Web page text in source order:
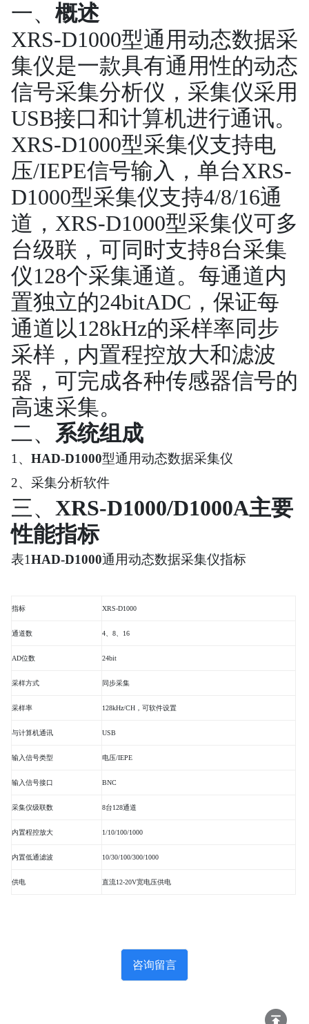
一、 概述
XRS-D1000型通用动态数据采
集仪是一款具有通用性的动态
信号采集分析仪，采集仪采用
USB接口和计算机进行通讯。
XRS-D1000型采集仪支持电
压/IEPE信号输入，单台XRS-
D1000型采集仪支持4/8/16通
道，XRS-D1000型采集仪可多
台级联，可同时支持8台采集
仪128个采集通道。每通道内
置独立的24bitADC，保证每
通道以128kHz的采样率同步
采样，内置程控放大和滤波
器，可完成各种传感器信号的
高速采集。
二、 系统组成
1、 HAD-D1000型通用动态数据采集仪
2、采集分析软件
三、 XRS-D1000/D1000A主要
性能指标
表1HAD-D1000通用动态数据采集仪指标
指标 XRS-D1000
通道数 4 8 16
AD位数 24bit
采样方式 同步采集
采样率 128kHz/CH ，可软件设置
与计算机通讯 USB
输入信号类型 电压/IEPE
输入信号接口 BNC
采集仪级联数 8台128通道
内置程控放大 1/10/100/1000
内置低通滤波 10/30/100/300/1000
供电 直流12-20V宽电压供电
咨询留言